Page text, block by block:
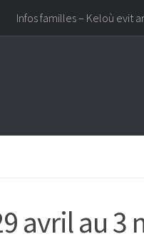
Infos familles – Keloù evit
avril au 3